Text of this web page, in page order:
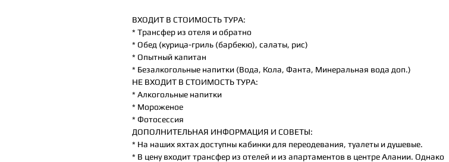
ВХОДИТ В СТОИМОСТЬ ТУРА:
* Трансфер из отеля и обратно
* Обед (курица-гриль (барбекю), салаты, рис)
* Опытный капитан
* Безалкогольные напитки (Вода, Кола, Фанта, Минеральная вода доп.)
НЕ ВХОДИТ В СТОИМОСТЬ ТУРА:
* Алкогольные напитки
* Мороженое
* Фотосессия
ДОПОЛНИТЕЛЬНАЯ ИНФОРМАЦИЯ И СОВЕТЫ:
* На наших яхтах доступны кабинки для переодевания, туалеты и душевые.
* В цену входит трансфер из отелей и из апартаментов в центре Алании. Однако